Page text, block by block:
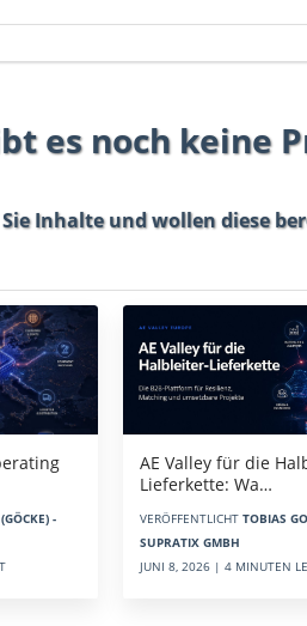
es noch keine
Inhalte und wollen diese
-
AE Valley für die
Lieferkette: Wa…
VERÖFFENTLICHT TOBIAS
SUPRATIX GMBH
JUNI 8, 2026 | 4 MINUTEN